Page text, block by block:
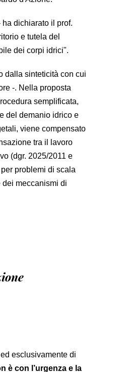
dichiarato il prof.
e tutela del
dei corpi idrici".
dalla sinteticità con cui
-. Nella proposta
semplificata,
del demanio idrico e
viene compensato
tra il lavoro
(dgr. 2025/2011 e
problemi di scala
dei meccanismi di
esclusivamente di
è con l’urgenza e la